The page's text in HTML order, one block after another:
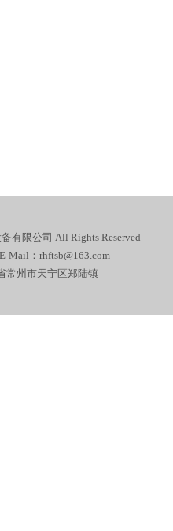
有限公司 All Rights Reserved
Mail：rhftsb@163.com
常州市天宁区郑陆镇